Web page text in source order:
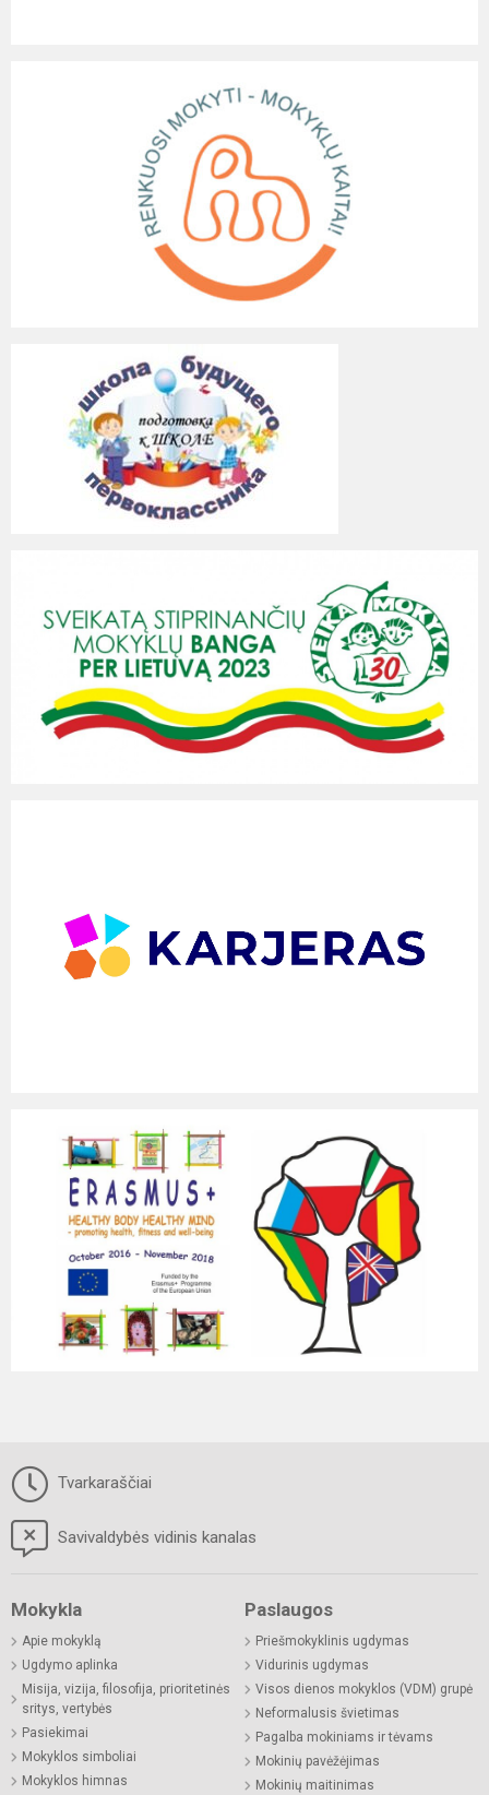
Tvarkaraščiai
Savivaldybės vidinis kanalas
Mokykla
Apie mokyklą
Ugdymo aplinka
Misija, vizija, filosofija, prioritetinės
sritys, vertybės
Pasiekimai
Mokyklos simboliai
Mokyklos himnas
Paslaugos
Priešmokyklinis ugdymas
Vidurinis ugdymas
Visos dienos mokyklos (VDM) grupė
Neformalusis švietimas
Pagalba mokiniams ir tėvams
Mokinių pavėžėjimas
Mokinių maitinimas